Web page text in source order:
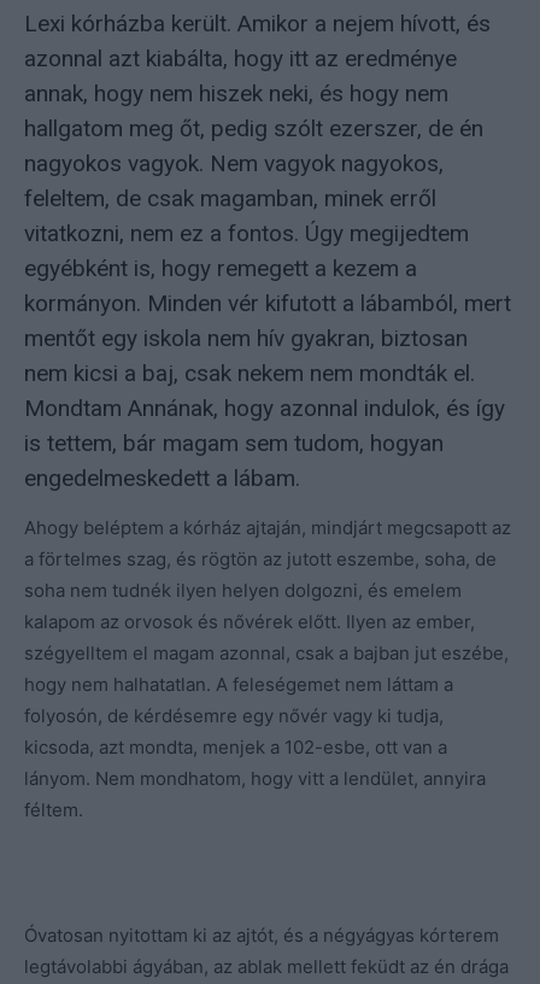
Lexi kórházba került. Amikor a nejem hívott, és
azonnal azt kiabálta, hogy itt az eredménye
annak, hogy nem hiszek neki, és hogy nem
hallgatom meg őt, pedig szólt ezerszer, de én
nagyokos vagyok. Nem vagyok nagyokos,
feleltem, de csak magamban, minek erről
vitatkozni, nem ez a fontos. Úgy megijedtem
egyébként is, hogy remegett a kezem a
kormányon. Minden vér kifutott a lábamból, mert
mentőt egy iskola nem hív gyakran, biztosan
nem kicsi a baj, csak nekem nem mondták el.
Mondtam Annának, hogy azonnal indulok, és így
is tettem, bár magam sem tudom, hogyan
engedelmeskedett a lábam.
Ahogy beléptem a kórház ajtaján, mindjárt megcsapott az
a förtelmes szag, és rögtön az jutott eszembe, soha, de
soha nem tudnék ilyen helyen dolgozni, és emelem
kalapom az orvosok és nővérek előtt. Ilyen az ember,
szégyelltem el magam azonnal, csak a bajban jut eszébe,
hogy nem halhatatlan. A feleségemet nem láttam a
folyosón, de kérdésemre egy nővér vagy ki tudja,
kicsoda, azt mondta, menjek a 102-esbe, ott van a
lányom. Nem mondhatom, hogy vitt a lendület, annyira
féltem.
Óvatosan nyitottam ki az ajtót, és a négyágyas kórterem
legtávolabbi ágyában, az ablak mellett feküdt az én drága